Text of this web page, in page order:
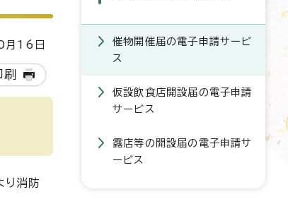
16日
り消防
催物開催届の電子申請サービ
ス
仮設飲食店開設届の電子申請
サービス
露店等の開設届の電子申請サ
ービス